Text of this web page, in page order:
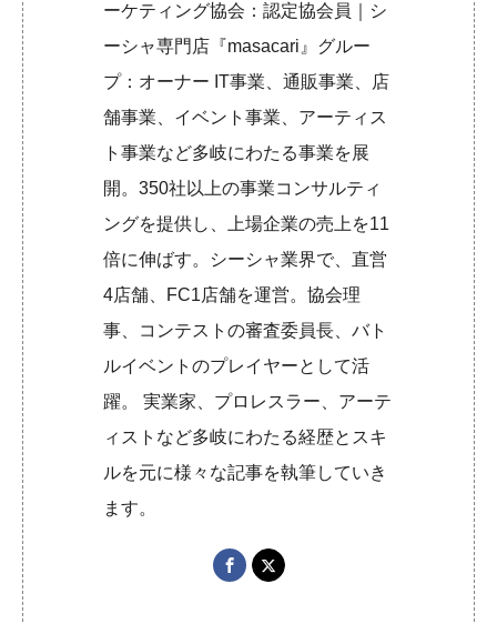
ーケティング協会：認定協会員｜シ
ーシャ専門店『masacari』グルー
プ：オーナー IT事業、通販事業、店
舗事業、イベント事業、アーティス
ト事業など多岐にわたる事業を展
開。350社以上の事業コンサルティ
ングを提供し、上場企業の売上を11
倍に伸ばす。シーシャ業界で、直営
4店舗、FC1店舗を運営。協会理
事、コンテストの審査委員長、バト
ルイベントのプレイヤーとして活
躍。 実業家、プロレスラー、アーテ
ィストなど多岐にわたる経歴とスキ
ルを元に様々な記事を執筆していき
ます。